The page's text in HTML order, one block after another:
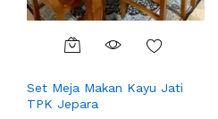
Set Meja Makan Kayu Jati
TPK Jepara